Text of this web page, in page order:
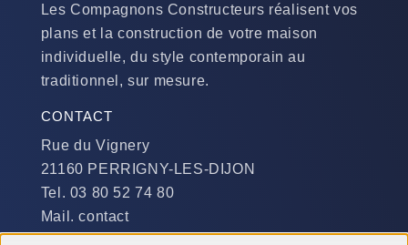
Les Compagnons Constructeurs réalisent vos
plans et la construction de votre maison
individuelle, du style contemporain au
traditionnel, sur mesure.
CONTACT
Rue du Vignery
21160 PERRIGNY-LES-DIJON
Tel. 03 80 52 74 80
Mail. contact